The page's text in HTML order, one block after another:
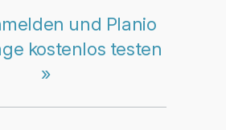
und Planio
kostenlos testen
»